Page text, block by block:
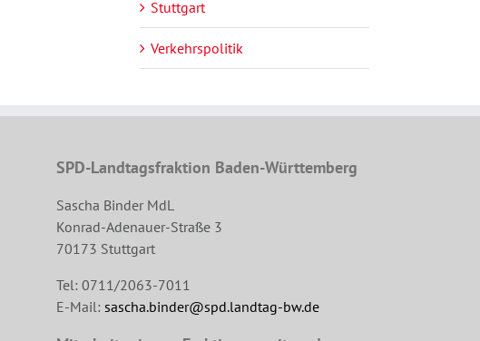
Stuttgart
Verkehrspolitik
SPD-Landtagsfraktion Baden-Württemberg
Sascha Binder MdL
Konrad-Adenauer-Straße 3
70173 Stuttgart
Tel: 0711/2063-7011
E-Mail: sascha.binder@spd.landtag-bw.de